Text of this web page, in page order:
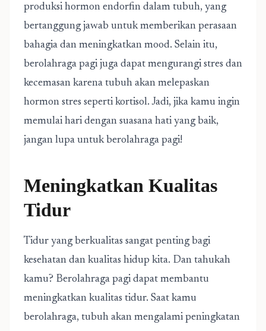
produksi hormon endorfin dalam tubuh, yang
bertanggung jawab untuk memberikan perasaan
bahagia dan meningkatkan mood. Selain itu,
berolahraga pagi juga dapat mengurangi stres dan
kecemasan karena tubuh akan melepaskan
hormon stres seperti kortisol. Jadi, jika kamu ingin
memulai hari dengan suasana hati yang baik,
jangan lupa untuk berolahraga pagi!
Meningkatkan Kualitas
Tidur
Tidur yang berkualitas sangat penting bagi
kesehatan dan kualitas hidup kita. Dan tahukah
kamu? Berolahraga pagi dapat membantu
meningkatkan kualitas tidur. Saat kamu
berolahraga, tubuh akan mengalami peningkatan